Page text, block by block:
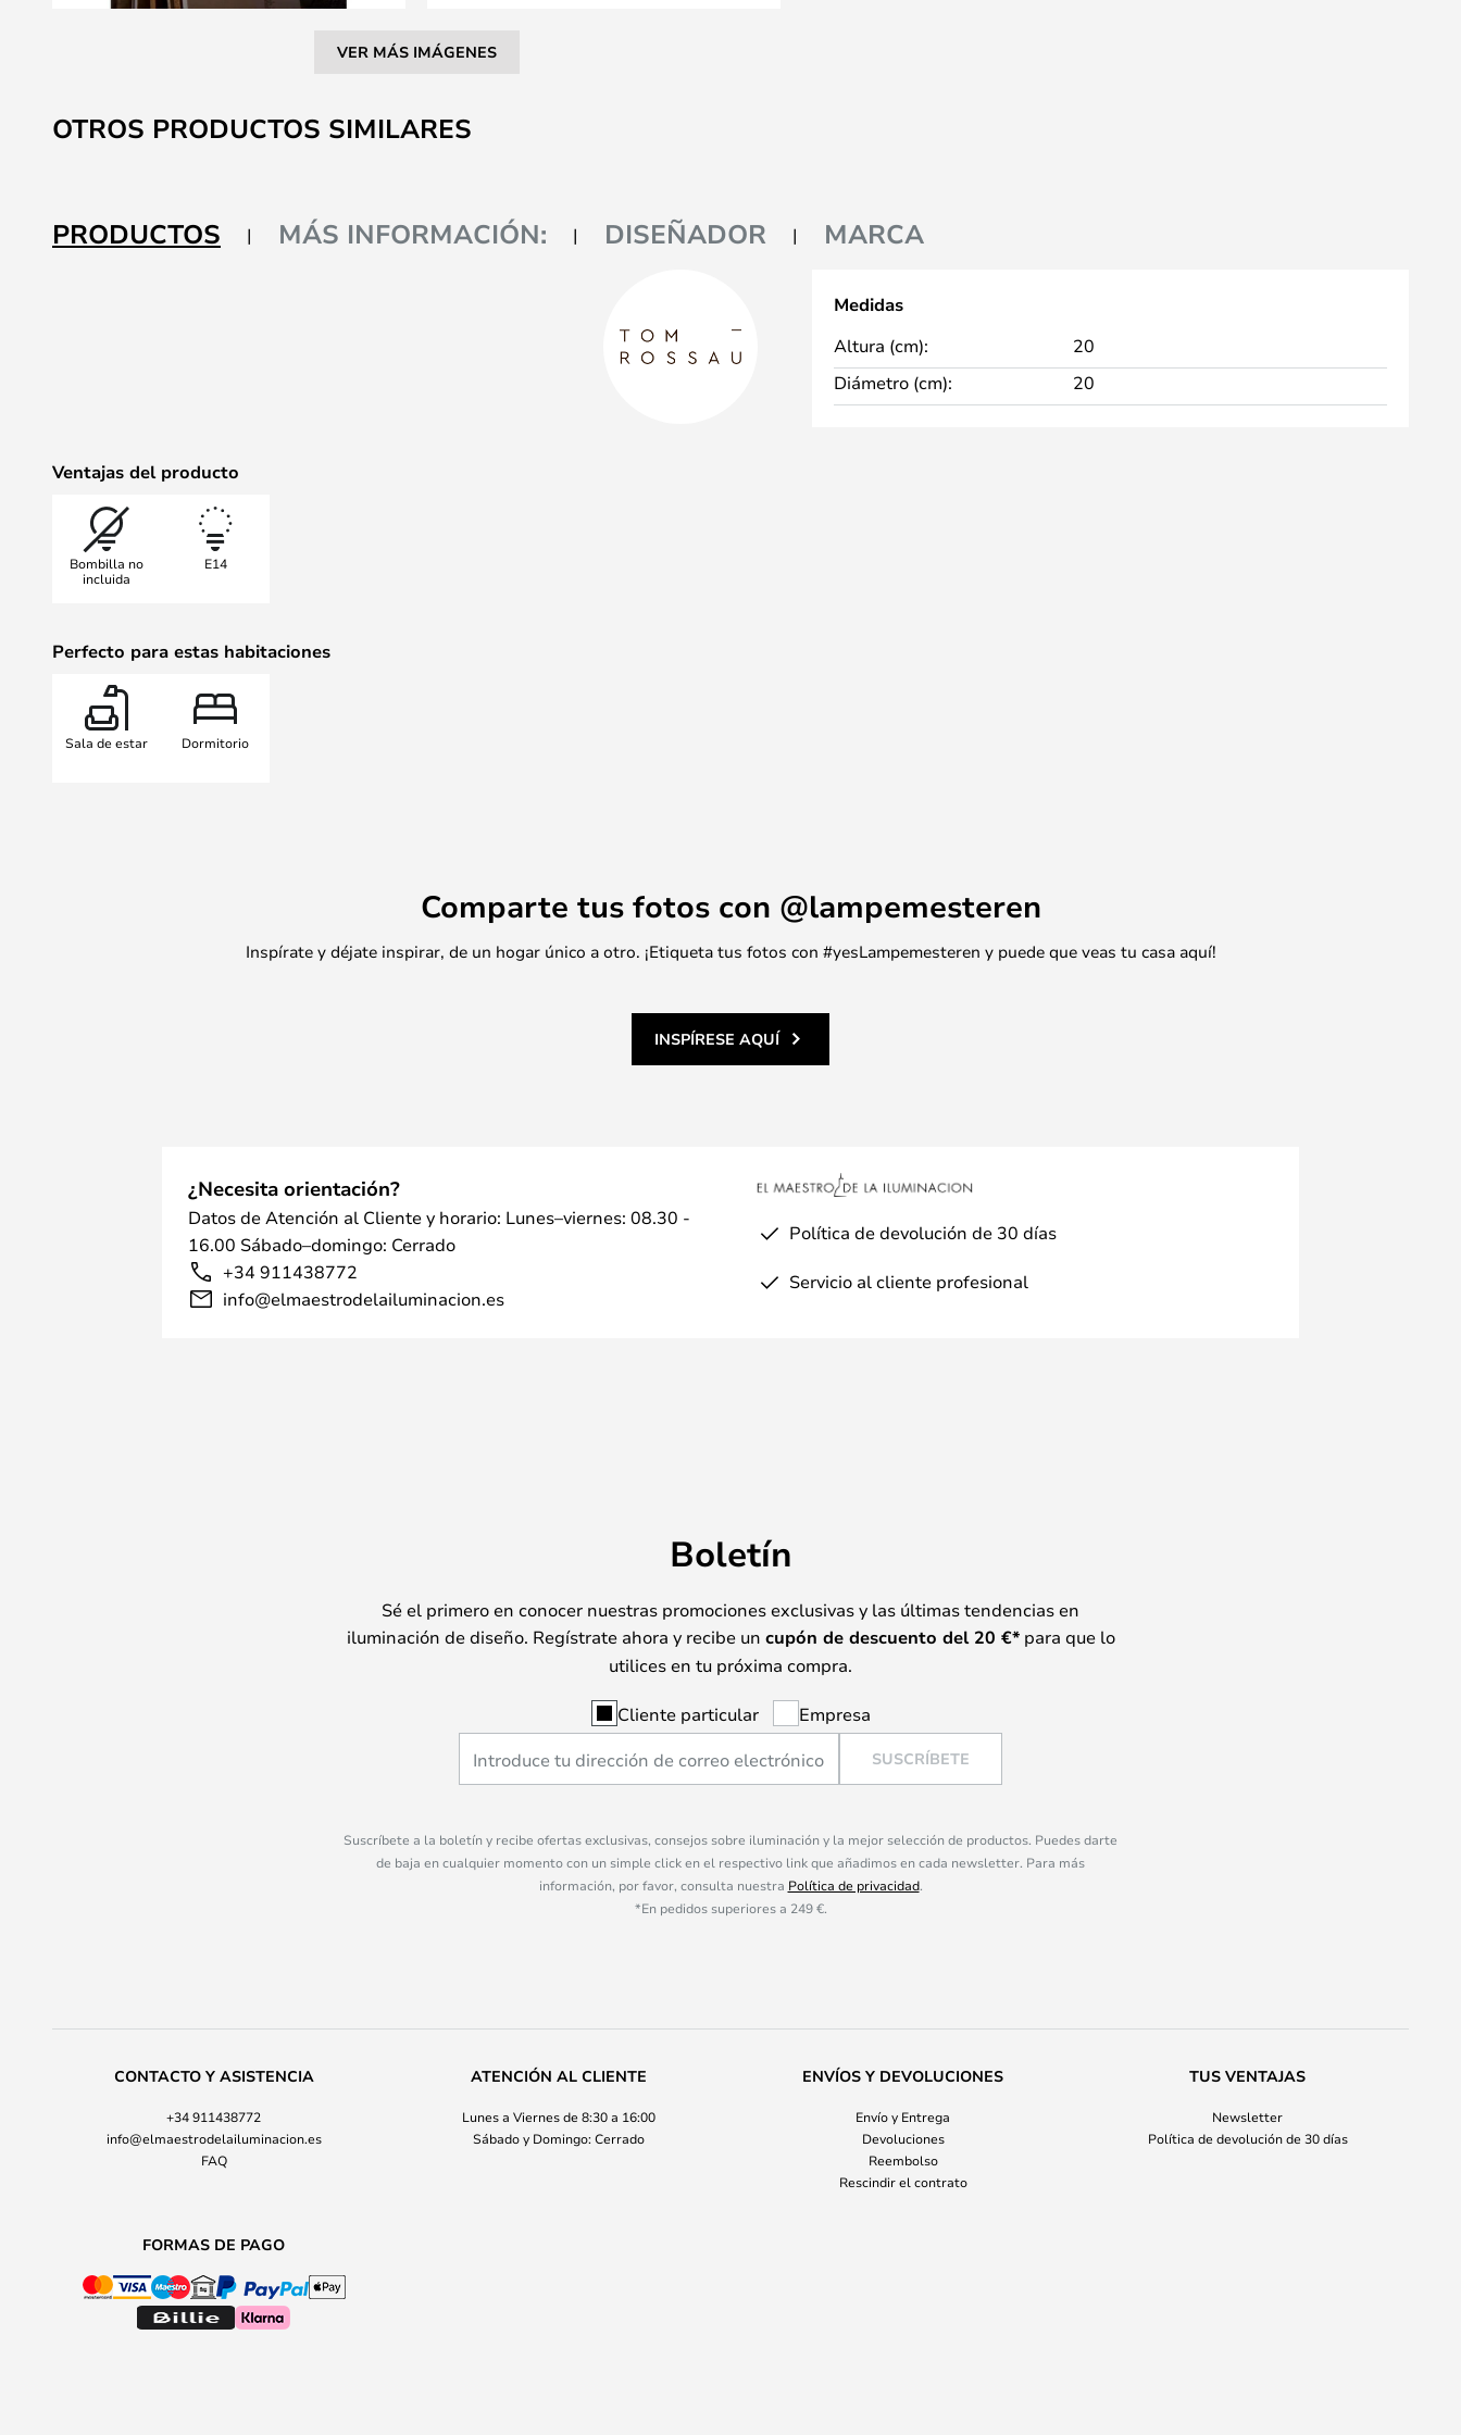
VER MÁS IMÁGENES
al
comienzo
galería
de
OTROS PRODUCTOS SIMILARES
PRODUCTOS MÁS INFORMACIÓN: DISEÑADOR MARCA
Ventajas del producto
Bombilla no
incluida
E14
Perfecto para estas habitaciones
Sala de estar Dormitorio
Medidas
Altura (cm):
20
Diámetro (cm):
20
Comparte tus fotos con @lampemesteren
Inspírate y déjate inspirar, de un hogar único a otro. ¡Etiqueta tus fotos con #yesLampemesteren y puede que veas tu casa aquí!
INSPÍRESE AQUÍ
¿Necesita orientación?
Datos de Atención al Cliente y horario: Lunes–viernes: 08.30 -
16.00 Sábado–domingo: Cerrado
+34 911438772
info@elmaestrodelailuminacion.es
Política de devolución de 30 días
Servicio al cliente profesional
Boletín
Sé el primero en conocer nuestras promociones exclusivas y las últimas tendencias en
iluminación de diseño. Regístrate ahora y recibe un cupón de descuento del 20 €*para que lo
utilices en tu próxima compra.
Cliente particular Empresa
SUSCRÍBETE
Suscríbete a la boletín y recibe ofertas exclusivas, consejos sobre iluminación y la mejor selección de productos. Puedes darte
de baja en cualquier momento con un simple click en el respectivo link que añadimos en cada newsletter. Para más
información, por favor, consulta nuestra Política de privacidad.
*En pedidos superiores a 249 €.
CONTACTO Y ASISTENCIA
+34 911438772
info@elmaestrodelailuminacion.es
FAQ
ATENCIÓN AL CLIENTE
Lunes a Viernes de 8:30 a 16:00
Sábado y Domingo: Cerrado
ENVÍOS Y DEVOLUCIONES
Envío y Entrega
Devoluciones
Reembolso
Rescindir el contrato
TUS VENTAJAS
Newsletter
Política de devolución de 30 días
FORMAS DE PAGO